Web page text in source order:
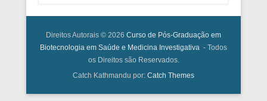
Direitos Autorais © 2026 Curso de Pós-Graduação em
Biotecnologia em Saúde e Medicina Investigativa - Todos
os Direitos são Reservados.
Catch Kathmandu por: Catch Themes